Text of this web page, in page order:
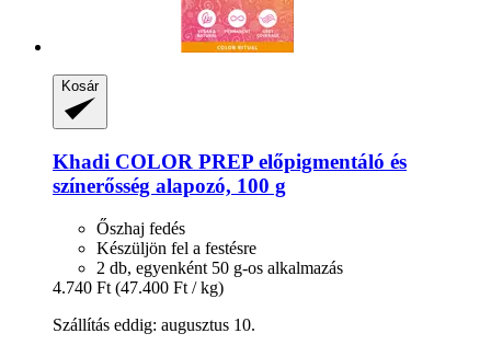
Kosár
Khadi COLOR PREP előpigmentáló és
színerősség alapozó, 100 g
Őszhaj fedés
Készüljön fel a festésre
2 db, egyenként 50 g-os alkalmazás
4.740 Ft (47.400 Ft / kg)
Szállítás eddig: augusztus 10.